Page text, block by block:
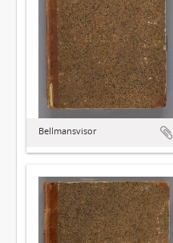
Bellmansvisor